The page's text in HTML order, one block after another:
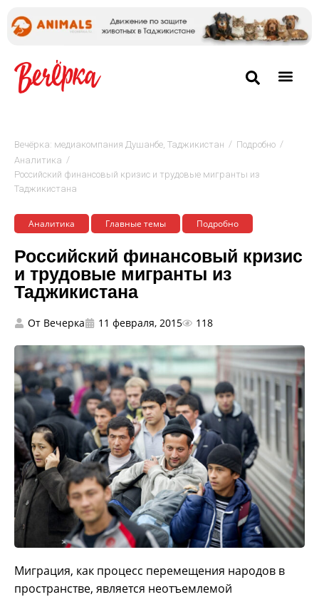
Вечёрка: медиакомпания Душанбе, Таджикистан / Подробно /
Аналитика /
Российский финансовый кризис и трудовые мигранты из
Таджикистана
Аналитика Главные темы Подробно
Российский финансовый кризис
и трудовые мигранты из
Таджикистана
От Вечерка 11 февраля, 2015 118
Миграция, как процесс перемещения народов в
пространстве, является неотъемлемой